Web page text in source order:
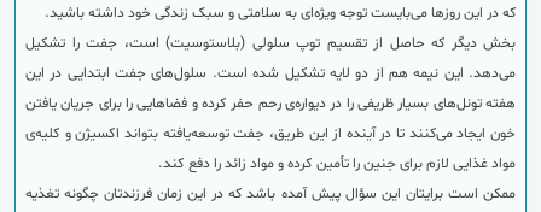
که در این روزها می‌بایست توجه ویژه‌ای به سلامتی و سبک زندگی خود داشته باشید.
بخش دیگر که حاصل از تقسیم توپ سلولی (بلاستوسیت) است، جفت را تشکیل
می‌دهد. این نیمه هم از دو لایه تشكیل شده است. سلول‌های جفت ابتدایی در این
هفته تونل‌های بسیار ظریفی را در دیواره‌ی رحم حفر كرده و فضاهایی را برای جریان یافتن
خون ایجاد می‌کنند تا در آینده از این طریق، جفت توسعه‌یافته بتواند اكسیژن و كلیه‌ی
مواد غذایی لازم برای جنین را تأمین كرده و مواد زائد را دفع كند.
ممکن است برایتان این سؤال پیش آمده باشد که در این زمان فرزندتان چگونه تغذیه